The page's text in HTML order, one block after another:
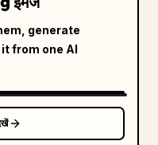
generate
from one AI